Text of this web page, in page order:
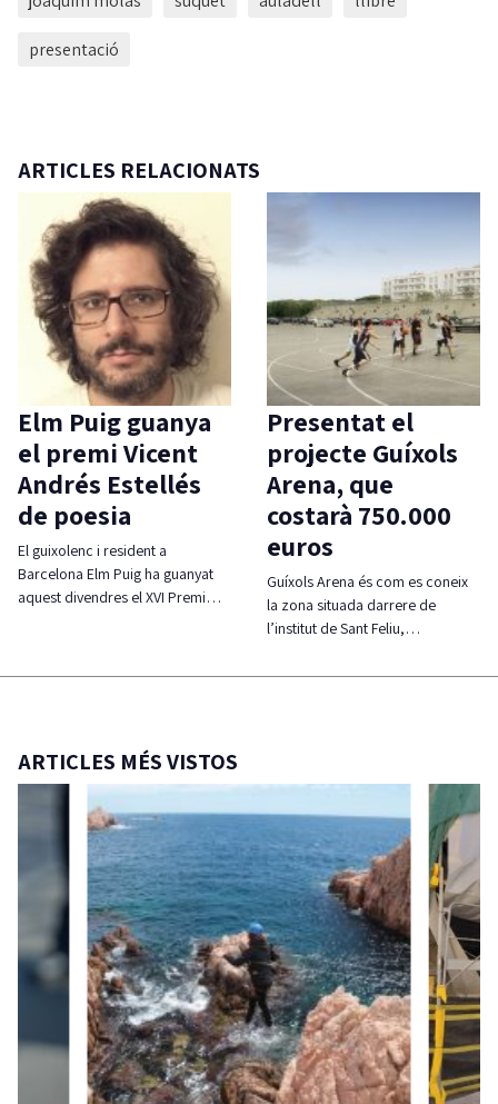
presentació
ARTICLES RELACIONATS
Elm Puig guanya
el premi Vicent
Andrés Estellés
de poesia
El guixolenc i resident a
Barcelona Elm Puig ha guanyat
aquest divendres el XVI Premi…
Presentat el
projecte Guíxols
Arena, que
costarà 750.000
euros
Guíxols Arena és com es coneix
la zona situada darrere de
l’institut de Sant Feliu,…
ARTICLES MÉS VISTOS